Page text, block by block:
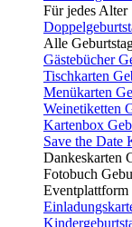
Für jedes Alter
Alle
Gästebücher
Tischkarten
Menükarten
Weinetiketten
Kartenbox
Save the Date
Dankeskarten
Fotobuch
Eventplattform